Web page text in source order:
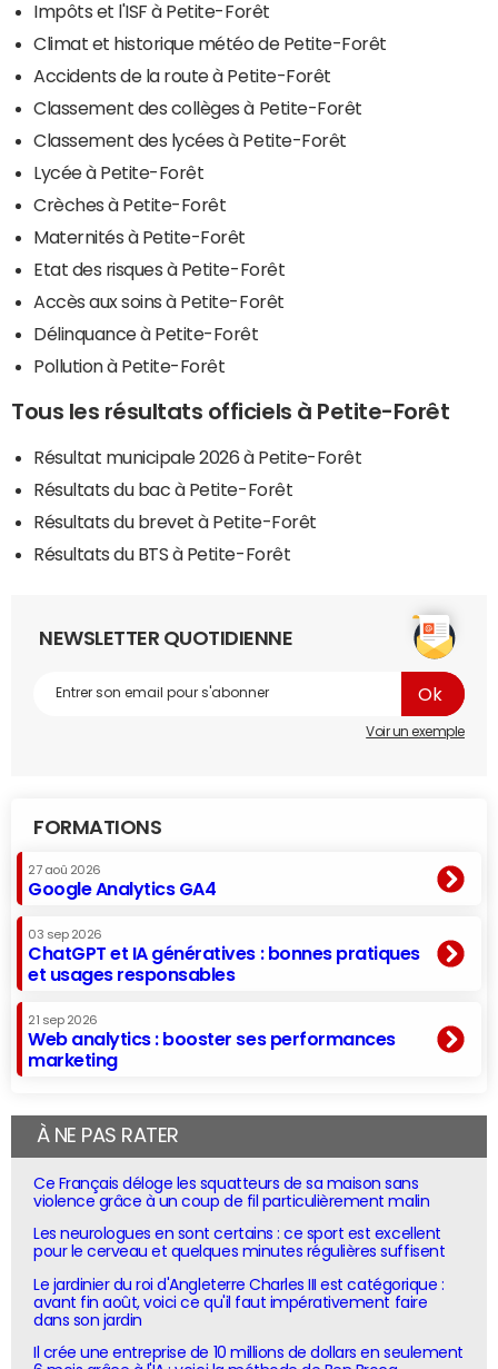
Impôts et l'ISF à Petite-Forêt
Climat et historique météo de Petite-Forêt
Accidents de la route à Petite-Forêt
Classement des collèges à Petite-Forêt
Classement des lycées à Petite-Forêt
Lycée à Petite-Forêt
Crèches à Petite-Forêt
Maternités à Petite-Forêt
Etat des risques à Petite-Forêt
Accès aux soins à Petite-Forêt
Délinquance à Petite-Forêt
Pollution à Petite-Forêt
Tous les résultats officiels à Petite-Forêt
Résultat municipale 2026 à Petite-Forêt
Résultats du bac à Petite-Forêt
Résultats du brevet à Petite-Forêt
Résultats du BTS à Petite-Forêt
NEWSLETTER QUOTIDIENNE
Voir un exemple
FORMATIONS
27 aoû 2026
Google Analytics GA4
03 sep 2026
ChatGPT et IA génératives : bonnes pratiques
et usages responsables
21 sep 2026
Web analytics : booster ses performances
marketing
À NE PAS RATER
Ce Français déloge les squatteurs de sa maison sans
violence grâce à un coup de fil particulièrement malin
Les neurologues en sont certains : ce sport est excellent
pour le cerveau et quelques minutes régulières suffisent
Le jardinier du roi d'Angleterre Charles III est catégorique :
avant fin août, voici ce qu'il faut impérativement faire
dans son jardin
Il crée une entreprise de 10 millions de dollars en seulement